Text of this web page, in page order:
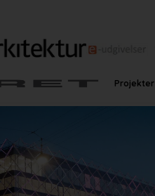
Projekter